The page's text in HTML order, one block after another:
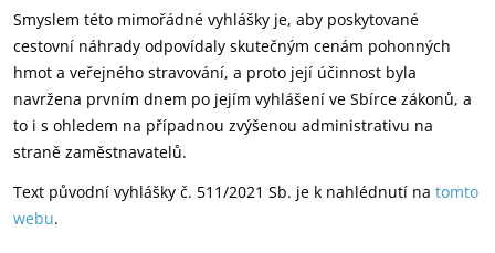
Smyslem této mimořádné vyhlášky je, aby poskytované
cestovní náhrady odpovídaly skutečným cenám pohonných
hmot a veřejného stravování, a proto její účinnost byla
navržena prvním dnem po jejím vyhlášení ve Sbírce zákonů, a
to i s ohledem na případnou zvýšenou administrativu na
straně zaměstnavatelů.
Text původní vyhlášky č. 511/2021 Sb. je k nahlédnutí na tomto
webu.